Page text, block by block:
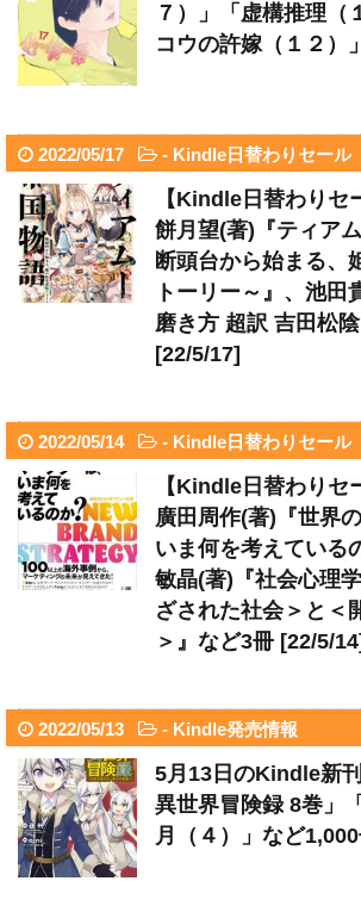
７）」「虚構推理（
コウの許嫁（１２）
2022/05/17 - Kindle日替わりセール
【Kindle日替わりセ
餅月望(著)『ティア
断頭台から始まる、
トーリー～』、池田
磨き方 超訳 吉田松
[22/5/17]
2022/05/14 - Kindle日替わりセール
【Kindle日替わりセ
廣田周作(著)『世界
いま何を考えている
敏晶(著)『社会心理
ざされた社会＞と＜
＞』など3冊 [22/5/14]
2022/05/13 - Kindle発売情報
5月13日のKindle新
異世界冒険録 8巻」
月（４）」など